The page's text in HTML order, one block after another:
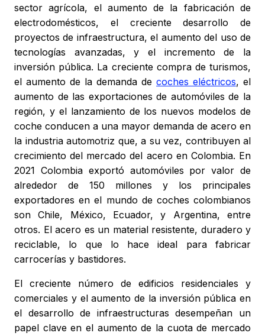
sector agrícola, el aumento de la fabricación de
electrodomésticos, el creciente desarrollo de
proyectos de infraestructura, el aumento del uso de
tecnologías avanzadas, y el incremento de la
inversión pública. La creciente compra de turismos,
el aumento de la demanda de coches eléctricos, el
aumento de las exportaciones de automóviles de la
región, y el lanzamiento de los nuevos modelos de
coche conducen a una mayor demanda de acero en
la industria automotriz que, a su vez, contribuyen al
crecimiento del mercado del acero en Colombia. En
2021 Colombia exportó automóviles por valor de
alrededor de 150 millones y los principales
exportadores en el mundo de coches colombianos
son Chile, México, Ecuador, y Argentina, entre
otros. El acero es un material resistente, duradero y
reciclable, lo que lo hace ideal para fabricar
carrocerías y bastidores.
El creciente número de edificios residenciales y
comerciales y el aumento de la inversión pública en
el desarrollo de infraestructuras desempeñan un
papel clave en el aumento de la cuota de mercado